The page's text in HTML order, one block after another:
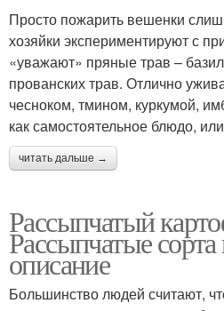
Просто пожарить вешенки
хозяйки экспериментируют с
«уважают» пряные трав –
прованских трав. Отлично
чесноком, тмином, куркумой,
как самостоятельное блюдо,
читать дальше →
Рассыпчатый
Рассыпчатые
описание
Большинство людей считают,